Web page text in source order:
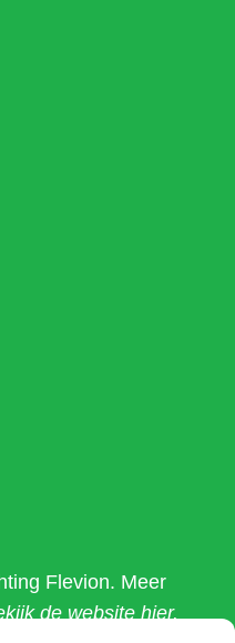
Flevion. Meer
de website hier.